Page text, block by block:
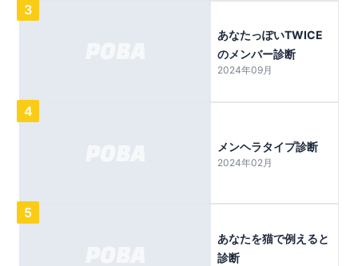
3
あなたっぽいTWICE
のメンバー診断
2024年09月
4
メンヘラタイプ診断
2024年02月
5
あなたを猫で例えると
診断